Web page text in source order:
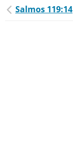
Salmos 119:14